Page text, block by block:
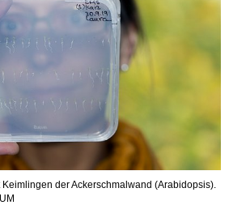
Keimlingen der Ackerschmalwand (Arabidopsis).